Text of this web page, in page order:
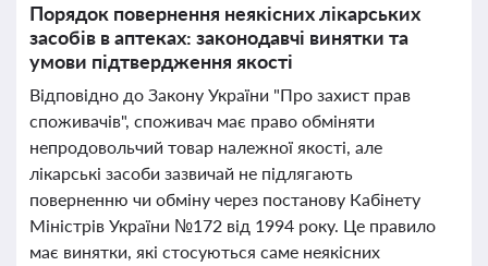
Порядок повернення неякісних лікарських
засобів в аптеках: законодавчі винятки та
умови підтвердження якості
Відповідно до Закону України "Про захист прав
споживачів", споживач має право обміняти
непродовольчий товар належної якості, але
лікарські засоби зазвичай не підлягають
поверненню чи обміну через постанову Кабінету
Міністрів України №172 від 1994 року. Це правило
має винятки, які стосуються саме неякісних